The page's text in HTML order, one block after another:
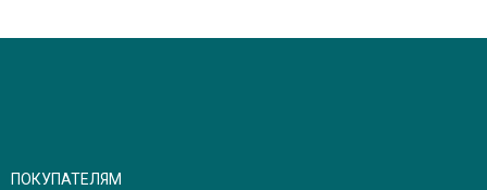
ПОКУПАТЕЛЯМ